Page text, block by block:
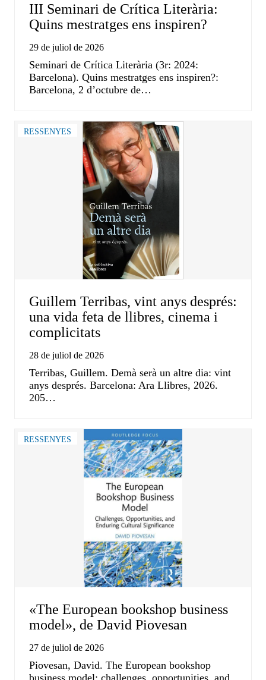
III Seminari de Crítica Literària:
Quins mestratges ens inspiren?
29 de juliol de 2026
Seminari de Crítica Literària (3r: 2024:
Barcelona). Quins mestratges ens inspiren?:
Barcelona, 2 d’octubre de…
RESSENYES
Guillem Terribas, vint anys després:
una vida feta de llibres, cinema i
complicitats
28 de juliol de 2026
Terribas, Guillem. Demà serà un altre dia: vint
anys després. Barcelona: Ara Llibres, 2026.
205…
RESSENYES
«The European bookshop business
model», de David Piovesan
27 de juliol de 2026
Piovesan, David. The European bookshop